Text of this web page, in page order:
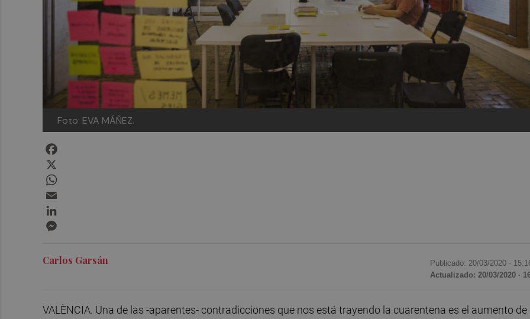
Foto: EVA MÁÑEZ.
Carlos Garsán Publicado: 20/03/2020 ·
Actualizado: 20/03/2020 ·
VALÈNCIA. Una de las -aparentes- contradicciones que nos está trayendo la cuarentena es el aumento de